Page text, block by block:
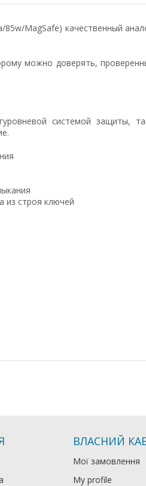
85w/MagSafe) качественный
можно доверять,
системой защиты,
из строя ключей
ВЛАСНИЙ
Мої замовлення
My profile